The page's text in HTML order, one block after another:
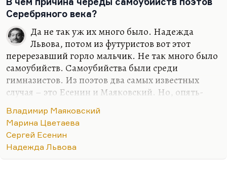
Серебряного века?
Да не так уж их много было. Надежда
Львова, потом из футуристов вот этот
перерезавший горло мальчик. Не так много было
самоубийств. Самоубийства были среди
гимназистов. Из поэтов два самых известных
случая – это Есенин и Маяковский. Но, опять-
реже кончают с собой, нежели их поклонники.
Поэт собой дорожит.; он, как говорил Батюшков,
несет на голове драгоценный сосуд. Поэтому мне
кажется, что риск самоубийства выше у человека,
Владимир Маяковский
Марина Цветаева
Сергей Есенин
Надежда Львова